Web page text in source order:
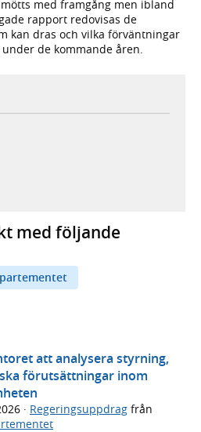
med framgång men ibland
rapport redovisas de
kan dras och vilka förväntningar
de kommande åren.
i ny flik, extern webbplats,
webbplats,
ny flik, extern webbplats,
e-postklient,
med följande
att analysera styrning,
förutsättningar inom
· Regeringsuppdrag från